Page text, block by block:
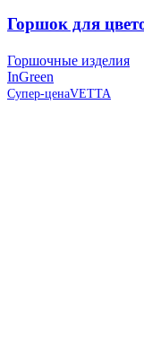
Горшок для
Горшочные изделия
InGreen
Супер-ценаVETTA